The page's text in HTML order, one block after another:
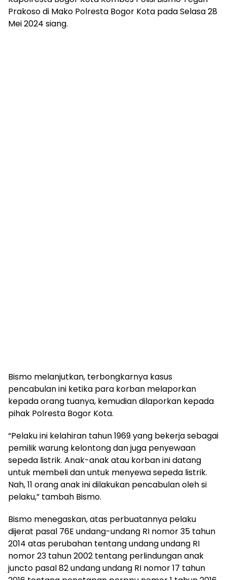
Prakoso di Mako Polresta Bogor Kota pada Selasa 28
Mei 2024 siang.
Bismo melanjutkan, terbongkarnya kasus
pencabulan ini ketika para korban melaporkan
kepada orang tuanya, kemudian dilaporkan kepada
pihak Polresta Bogor Kota.
“Pelaku ini kelahiran tahun 1969 yang bekerja sebagai
pemilik warung kelontong dan juga penyewaan
sepeda listrik. Anak-anak atau korban ini datang
untuk membeli dan untuk menyewa sepeda listrik.
Nah, 11 orang anak ini dilakukan pencabulan oleh si
pelaku,” tambah Bismo.
Bismo menegaskan, atas perbuatannya pelaku
dijerat pasal 76E undang-undang RI nomor 35 tahun
2014 atas perubahan tentang undang undang RI
nomor 23 tahun 2002 tentang perlindungan anak
juncto pasal 82 undang undang RI nomor 17 tahun